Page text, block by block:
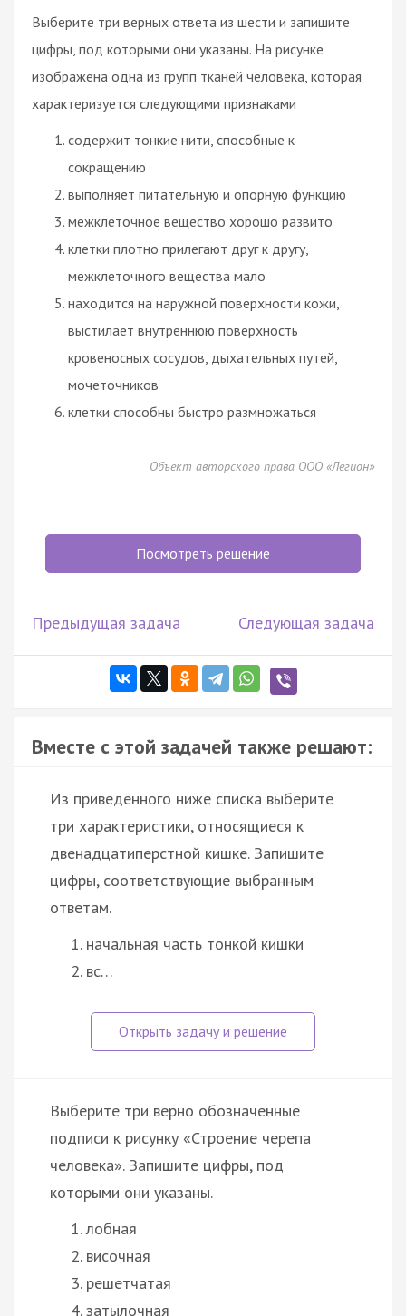
Выберите три верных ответа из шести и запишите
цифры, под которыми они указаны. На рисунке
изображена одна из групп тканей человека, которая
характеризуется следующими признаками
содержит тонкие нити, способные к
сокращению
выполняет питательную и опорную функцию
межклеточное вещество хорошо развито
клетки плотно прилегают друг к другу,
межклеточного вещества мало
находится на наружной поверхности кожи,
выстилает внутреннюю поверхность
кровеносных сосудов, дыхательных путей,
мочеточников
клетки способны быстро размножаться
Объект авторского права ООО «Легион»
Посмотреть решение
Предыдущая задача Следующая задача
Вместе с этой задачей также решают:
Из приведённого ниже списка выберите
три характеристики, относящиеся к
двенадцатиперстной кишке. Запишите
цифры, соответствующие выбранным
ответам.
начальная часть тонкой кишки
вс…
Выберите три верно обозначенные
подписи к рисунку «Строение черепа
человека». Запишите цифры, под
которыми они указаны.
лобная
височная
решетчатая
затылочная